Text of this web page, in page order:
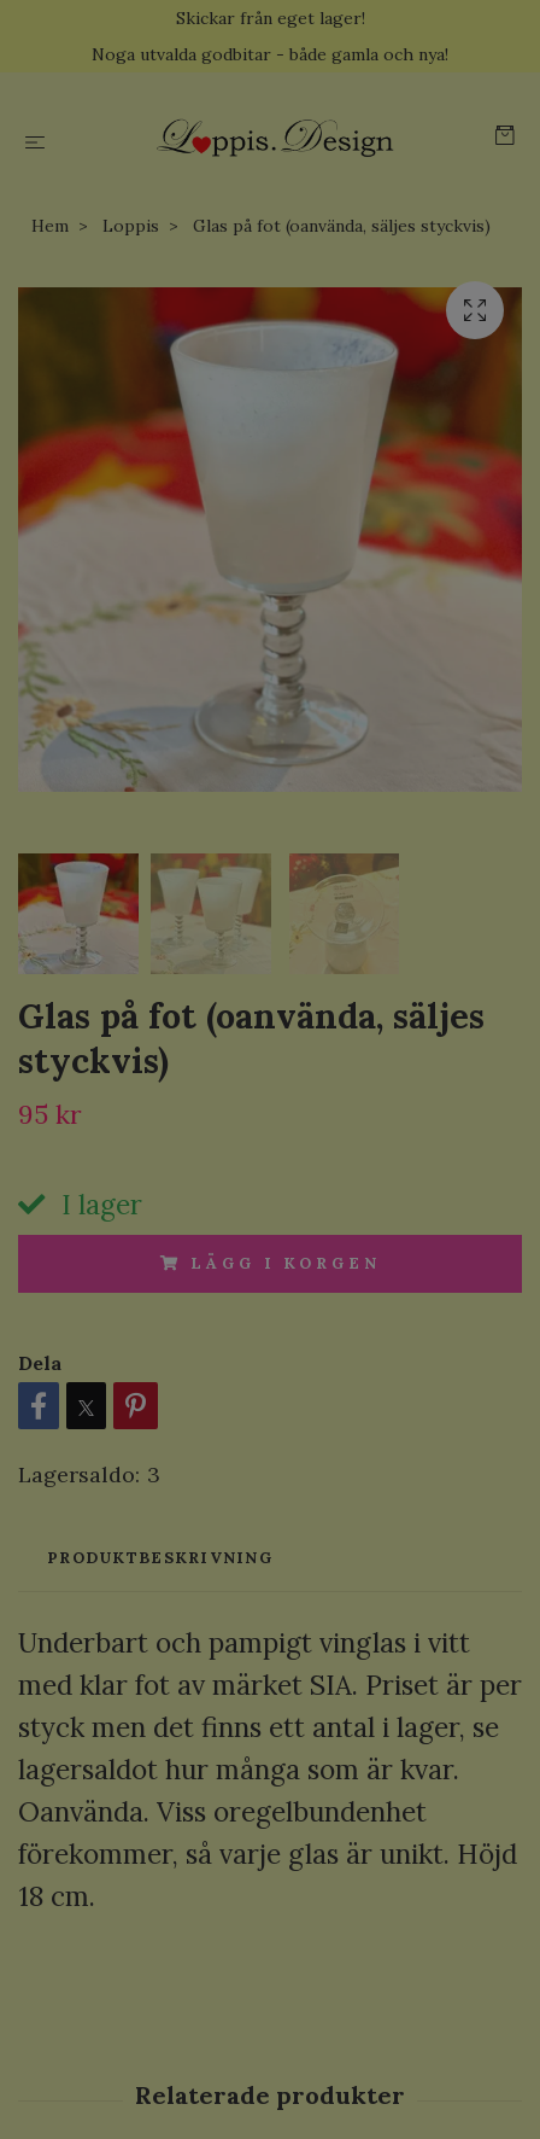
Skickar från eget lager!
Noga utvalda godbitar - både gamla och nya!
Hem Loppis Glas på fot (oanvända, säljes styckvis)
Glas på fot (oanvända, säljes
styckvis)
95 kr
I lager
LÄGG I KORGEN
Dela
Lagersaldo: 3
PRODUKTBESKRIVNING
Underbart och pampigt vinglas i vitt
med klar fot av märket SIA. Priset är per
styck men det finns ett antal i lager, se
lagersaldot hur många som är kvar.
Oanvända. Viss oregelbundenhet
förekommer, så varje glas är unikt. Höjd
18 cm.